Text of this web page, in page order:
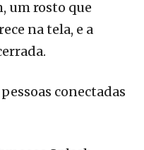
um rosto que
na tela, e a
conectadas